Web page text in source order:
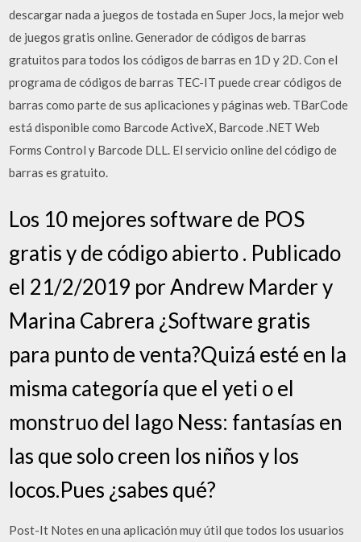
descargar nada a juegos de tostada en Super Jocs, la mejor web
de juegos gratis online. Generador de códigos de barras
gratuitos para todos los códigos de barras en 1D y 2D. Con el
programa de códigos de barras TEC-IT puede crear códigos de
barras como parte de sus aplicaciones y páginas web. TBarCode
está disponible como Barcode ActiveX, Barcode .NET Web
Forms Control y Barcode DLL. El servicio online del código de
barras es gratuito.
Los 10 mejores software de POS
gratis y de código abierto . Publicado
el 21/2/2019 por Andrew Marder y
Marina Cabrera ¿Software gratis
para punto de venta?Quizá esté en la
misma categoría que el yeti o el
monstruo del lago Ness: fantasías en
las que solo creen los niños y los
locos.Pues ¿sabes qué?
Post-It Notes en una aplicación muy útil que todos los usuarios